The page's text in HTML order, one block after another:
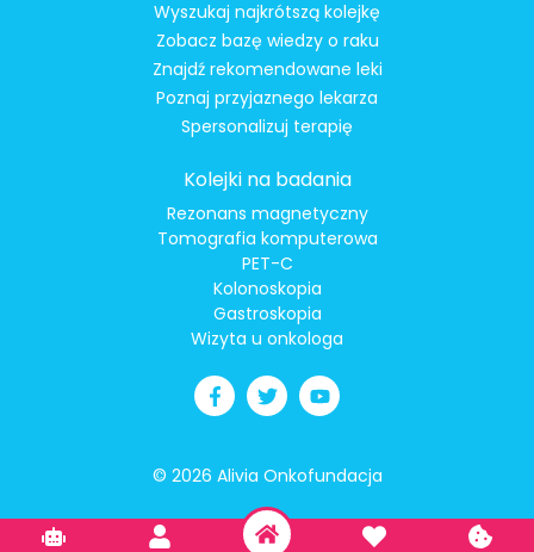
Wyszukaj najkrótszą kolejkę
Zobacz bazę wiedzy o raku
Znajdź rekomendowane leki
Poznaj przyjaznego lekarza
Spersonalizuj terapię
Kolejki na badania
Rezonans magnetyczny
Tomografia komputerowa
PET-C
Kolonoskopia
Gastroskopia
Wizyta u onkologa
© 2026 Alivia Onkofundacja